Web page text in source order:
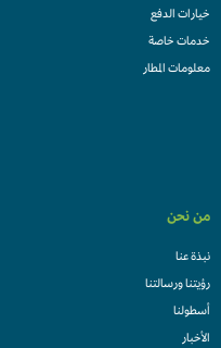
خيارات الدفع
خدمات خاصة
معلومات المطار
من نحن
نبذة عنا
رؤيتنا ورسالتنا
أسطولنا
الأخبار